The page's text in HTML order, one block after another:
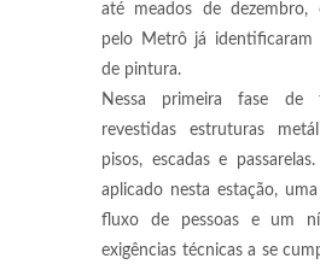
até meados de dezembro,
pelo Metrô já identificaram
de pintura.
Nessa primeira fase de
revestidas estruturas
pisos, escadas e
aplicado nesta estação,
fluxo de pessoas e um
exigências técnicas a se